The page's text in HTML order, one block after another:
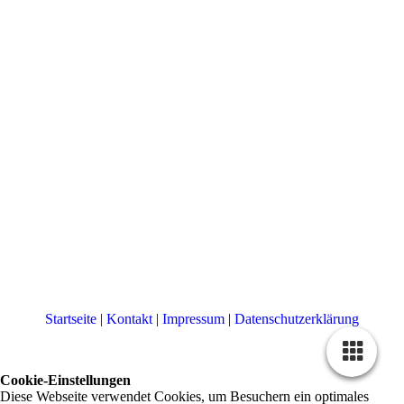
Startseite | Kontakt | Impressum | Datenschutzerklärung
Cookie-Einstellungen
Diese Webseite verwendet Cookies, um Besuchern ein optimales